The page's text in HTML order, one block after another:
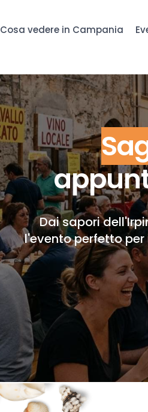
Cosa vedere in Campania
Dai sapori
l'evento perfetto